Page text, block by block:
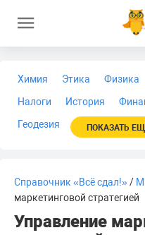
Химия Этика Физика
Налоги
История
Геодезия
ПОКАЗАТЬ
Справочник «Всё сдал!»/
маркетинговой стратегией
Управление